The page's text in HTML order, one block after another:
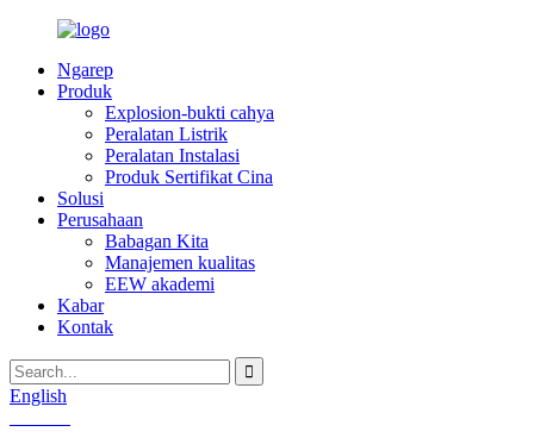
Ngarep
Produk
Explosion-bukti cahya
Peralatan Listrik
Peralatan Instalasi
Produk Sertifikat Cina
Solusi
Perusahaan
Babagan Kita
Manajemen kualitas
EEW akademi
Kabar
Kontak
English